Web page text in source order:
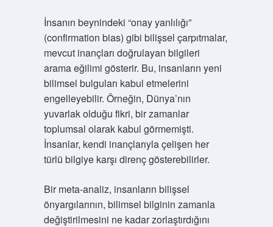
İnsanın beynindeki “onay yanlılığı”
(confirmation bias) gibi bilişsel çarpıtmalar,
mevcut inançları doğrulayan bilgileri
arama eğilimi gösterir. Bu, insanların yeni
bilimsel bulguları kabul etmelerini
engelleyebilir. Örneğin, Dünya’nın
yuvarlak olduğu fikri, bir zamanlar
toplumsal olarak kabul görmemişti.
İnsanlar, kendi inançlarıyla çelişen her
türlü bilgiye karşı direnç gösterebilirler.
Bir meta-analiz, insanların bilişsel
önyargılarının, bilimsel bilginin zamanla
değiştirilmesini ne kadar zorlaştırdığını